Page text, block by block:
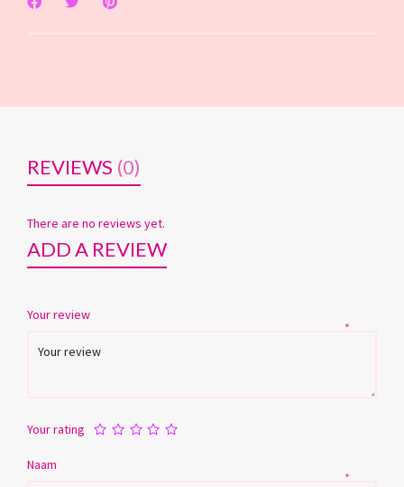
REVIEWS (0)
There are no reviews yet.
ADD A REVIEW
Your review
*
Your rating
Naam
*